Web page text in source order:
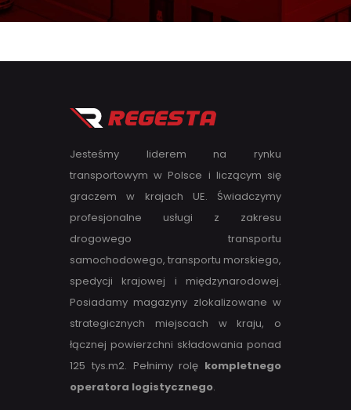
Jesteśmy liderem na rynku
transportowym w Polsce i liczącym się
graczem w krajach UE. Świadczymy
profesjonalne usługi z zakresu
drogowego transportu
samochodowego, transportu morskiego,
spedycji krajowej i międzynarodowej.
Posiadamy magazyny zlokalizowane w
strategicznych miejscach w kraju, o
łącznej powierzchni składowania ponad
125 tys.m2. Pełnimy rolę kompletnego
operatora logistycznego.